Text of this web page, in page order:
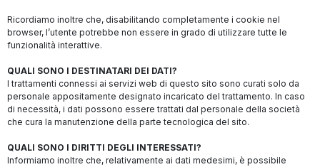
Ricordiamo inoltre che, disabilitando completamente i cookie nel
browser, l’utente potrebbe non essere in grado di utilizzare tutte le
funzionalità interattive.
QUALI SONO I DESTINATARI DEI DATI?
I trattamenti connessi ai servizi web di questo sito sono curati solo da
personale appositamente designato incaricato del trattamento. In caso
di necessità, i dati possono essere trattati dal personale della società
che cura la manutenzione della parte tecnologica del sito.
QUALI SONO I DIRITTI DEGLI INTERESSATI?
Informiamo inoltre che, relativamente ai dati medesimi, è possibile